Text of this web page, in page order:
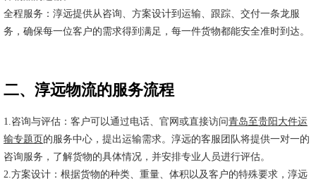
全程服务：淳远提供从咨询、方案设计到运输、跟踪、交付一条龙服
务，确保每一位客户的需求得到满足，每一件货物都能安全准时到达。
二、淳远物流的服务流程
1.咨询与评估：客户可以通过电话、官网或直接访问青岛至贵阳大件运
输专题页的服务中心，提出运输需求。淳远的客服团队将提供一对一的
咨询服务，了解货物的具体情况，并安排专业人员进行评估。
2.方案设计：根据货物的种类、重量、体积以及客户的特殊要求，淳远